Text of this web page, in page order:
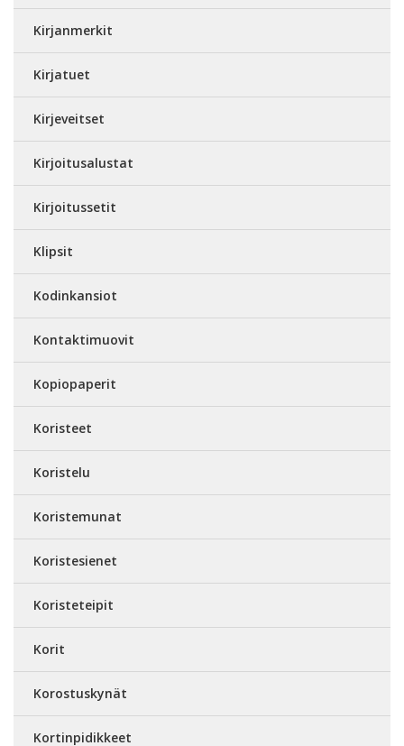
Kirjanmerkit
Kirjatuet
Kirjeveitset
Kirjoitusalustat
Kirjoitussetit
Klipsit
Kodinkansiot
Kontaktimuovit
Kopiopaperit
Koristeet
Koristelu
Koristemunat
Koristesienet
Koristeteipit
Korit
Korostuskynät
Kortinpidikkeet